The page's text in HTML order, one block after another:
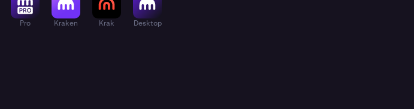
Pro Kraken Krak Desktop